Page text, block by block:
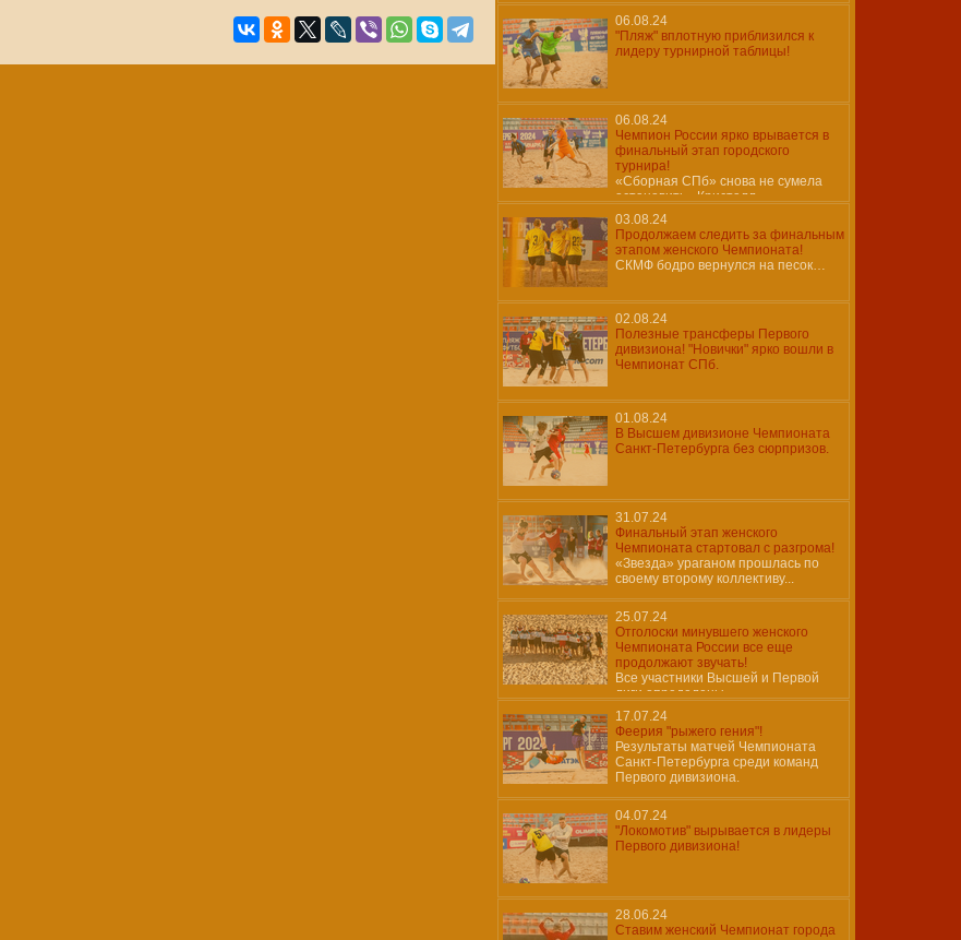
06.08.24
"Пляж" вплотную приблизился к
лидеру турнирной таблицы!
06.08.24
Чемпион России ярко врывается в
финальный этап городского
турнира!
«Сборная СПб» снова не сумела
остановить «Кристалл»…
03.08.24
Продолжаем следить за финальным
этапом женского Чемпионата!
СКМФ бодро вернулся на песок…
02.08.24
Полезные трансферы Первого
дивизиона! "Новички" ярко вошли в
Чемпионат СПб.
01.08.24
В Высшем дивизионе Чемпионата
Санкт-Петербурга без сюрпризов.
31.07.24
Финальный этап женского
Чемпионата стартовал с разгрома!
«Звезда» ураганом прошлась по
своему второму коллективу...
25.07.24
Отголоски минувшего женского
Чемпионата России все еще
продолжают звучать!
Все участники Высшей и Первой
лиги определены…
17.07.24
Феерия "рыжего гения"!
Результаты матчей Чемпионата
Санкт-Петербурга среди команд
Первого дивизиона.
04.07.24
"Локомотив" вырывается в лидеры
Первого дивизиона!
28.06.24
Ставим женский Чемпионат города